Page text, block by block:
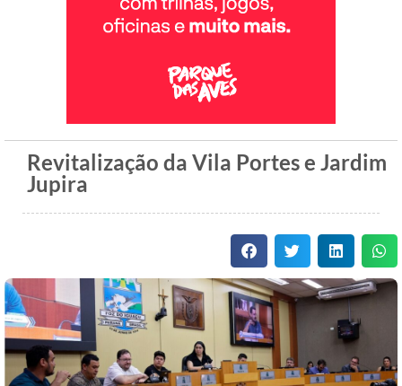
Revitalização da Vila Portes e Jardim
Jupira